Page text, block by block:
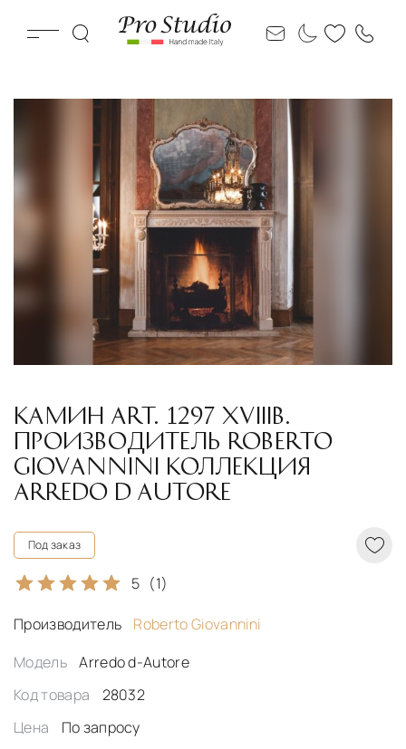
КАМИН ART. 1297 XVIIIВ.
ПРОИЗВОДИТЕЛЬ ROBERTO
GIOVANNINI КОЛЛЕКЦИЯ
ARREDO D AUTORE
Под заказ
5 (1)
Производитель
Roberto Giovannini
Модель
Arredo d-Autore
Код товара
28032
Цена
По запросу